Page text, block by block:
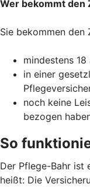
Wer bekommt den
Sie bekommen den
mindestens
in einer
noch keine
bezogen
So
Der Pflege-Bahr ist
heißt: Die